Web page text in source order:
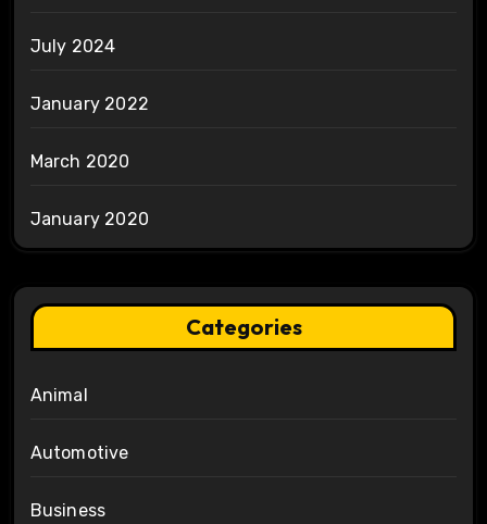
July 2024
January 2022
March 2020
January 2020
Categories
Animal
Automotive
Business